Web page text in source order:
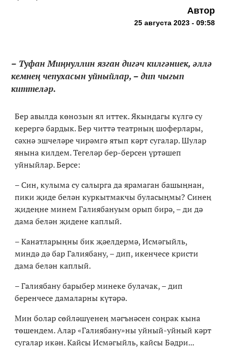
Автор
25 августа 2023 - 09:58
– Туфан Миңнуллин язган дигәч килгәниек, әллә
кемнең чепухасын уйныйлар, – дип чыгып
киттеләр.
Бер авылда көнозын ял иттек. Якындагы күлгә су
керергә бардык. Бер читтә театрның шоферлары,
сәхнә эшчеләре чирәмгә ятып кәрт сугалар. Шулар
янына килдем. Тегеләр бер-берсен үртәшеп
уйныйлар. Берсе:
– Син, кулыма су салырга да ярамаган башыңнан,
пики җиде белән куркытмакчы буласыңмы? Синең
җидеңне минем Галиябануым орып бирә, – ди дә
дама белән җидене каплый.
– Канатларыңны бик җәелдермә, Исмәгыйль,
миндә дә бар Галиябану, – дип, икенчесе кристи
дама белән каплый.
– Галиябану барыбер минеке булачак, – дип
беренчесе дамаларны күтәрә.
Мин болар сөйләшүенең мәгънәсен соңрак кына
төшендем. Алар «Галиябану»ны уйный-уйный кәрт
сугалар икән. Кайсы Исмәгыйль, кайсы Бәдри...